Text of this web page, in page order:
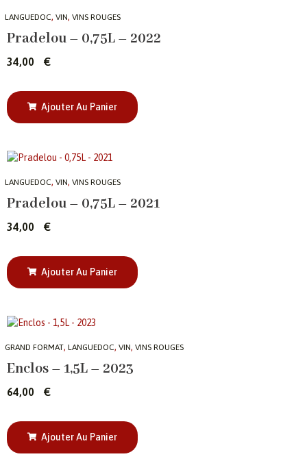
LANGUEDOC, VIN, VINS ROUGES
Pradelou – 0,75L – 2022
34,00 €
Ajouter Au Panier
LANGUEDOC, VIN, VINS ROUGES
Pradelou – 0,75L – 2021
34,00 €
Ajouter Au Panier
GRAND FORMAT, LANGUEDOC, VIN, VINS ROUGES
Enclos – 1,5L – 2023
64,00 €
Ajouter Au Panier